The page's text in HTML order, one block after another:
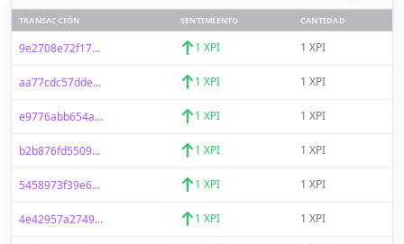
TRANSACCIÓN SENTIMIENTO CANTIDAD
9e2708e72f17... 1 XPI 1 XPI
aa77cdc57dde... 1 XPI 1 XPI
e9776abb654a... 1 XPI 1 XPI
b2b876fd5509... 1 XPI 1 XPI
5458973f39e6... 1 XPI 1 XPI
4e42957a2749... 1 XPI 1 XPI